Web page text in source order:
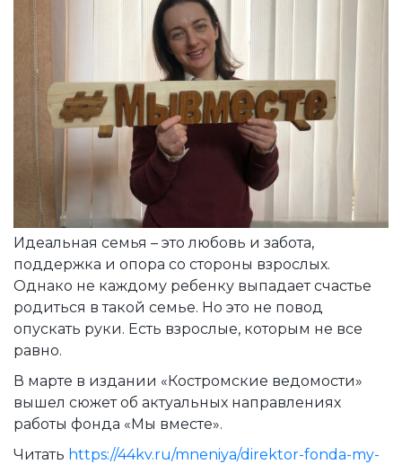
Идеальная семья – это любовь и забота,
поддержка и опора со стороны взрослых.
Однако не каждому ребенку выпадает счастье
родиться в такой семье. Но это не повод
опускать руки. Есть взрослые, которым не все
равно.
В марте в издании «Костромские ведомости»
вышел сюжет об актуальных направлениях
работы фонда «Мы вместе».
Читать https://44kv.ru/mneniya/direktor-fonda-my-